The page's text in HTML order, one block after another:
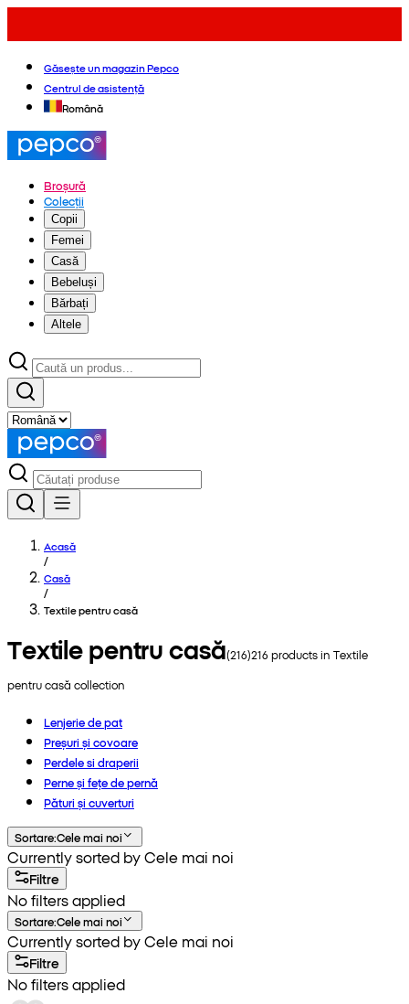
Găsește un magazin Pepco
Centrul de asistență
Română
Broșură
Colecții
Copii
Femei
Casă
Bebeluși
Bărbați
Altele
Acasă
/
Casă
/
Textile pentru casă
Textile pentru casă(216)216 products in Textile
pentru casă collection
Lenjerie de pat
Preșuri și covoare
Perdele si draperii
Perne și fețe de pernă
Pături și cuverturi
Sortare:Cele mai noi
Currently sorted by Cele mai noi
Filtre
No filters applied
Sortare:Cele mai noi
Currently sorted by Cele mai noi
Filtre
No filters applied